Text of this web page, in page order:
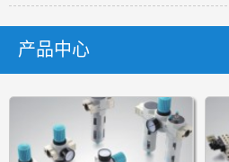
产品中心